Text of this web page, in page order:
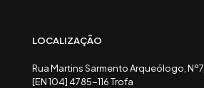
LOCALIZAÇÃO
Rua Martins Sarmento Arqueólogo, Nº7,
[EN 104] 4785-116 Trofa